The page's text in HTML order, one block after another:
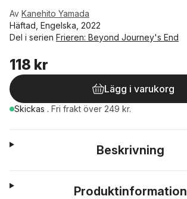
Av Kanehito Yamada
Häftad, Engelska, 2022
Del i serien Frieren: Beyond Journey's End
118 kr
Lägg i varukorg
Skickas . Fri frakt över 249 kr.
Beskrivning
Produktinformation